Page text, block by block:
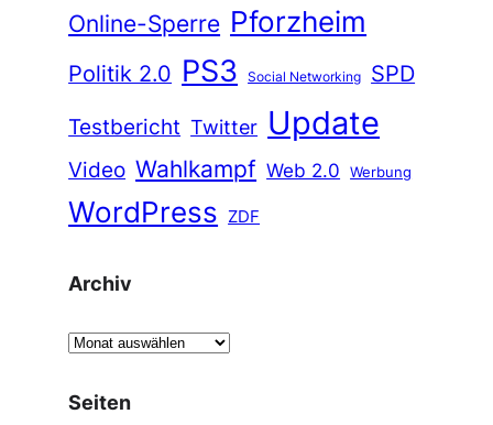
Online-Sperre Pforzheim
Politik 2.0 PS3 Social Networking
SPD
Testbericht Twitter Update
Video Wahlkampf Web 2.0 Werbung
WordPress ZDF
Archiv
A
c
Seiten